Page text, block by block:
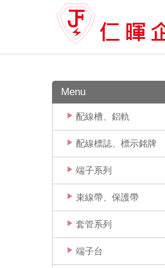
Menu
配線槽、鋁軌
配線標誌、標示銘牌
端子系列
束線帶、保護帶
套管系列
端子台